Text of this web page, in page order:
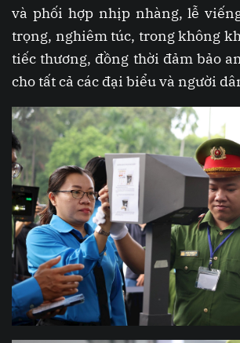
và phối hợp nhịp nhàng, lễ
trọng, nghiêm túc, trong không
tiếc thương, đồng thời đảm bảo
cho tất cả các đại biểu và người